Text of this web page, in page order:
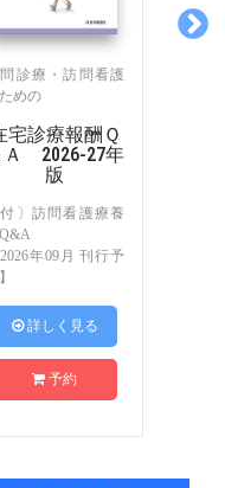
診療・訪問看護
めの
宅診療報酬Ｑ
Ａ 2026-27年
版
付〕訪問看護療養
2026年09月 刊行予
 詳しく見る
予約